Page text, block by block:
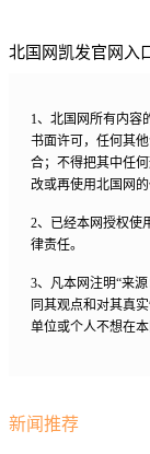
北国网凯发官网入
1、北国网所有内容
书面许可，任何其
合；不得把其中任
改或再使用北国网
2、已经本网授权使
律责任。
3、凡本网注明“来
同其观点和对其真
单位或个人不想在
新闻推荐